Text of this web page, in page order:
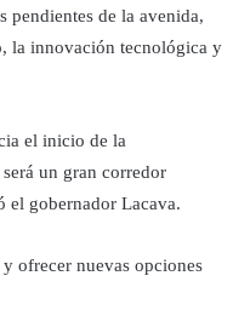
pendientes de la avenida,
la innovación tecnológica y
el inicio de la
un gran corredor
el gobernador Lacava.
ofrecer nuevas opciones